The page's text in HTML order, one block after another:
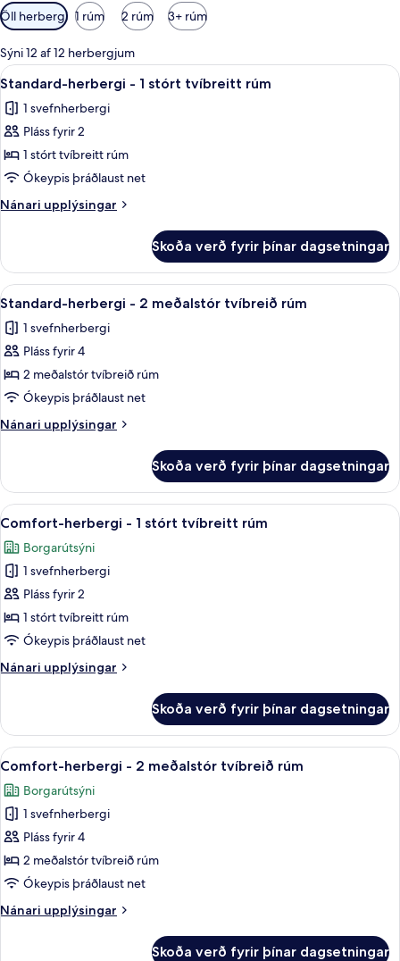
Síur
í
boði
fyrir
herbergi
Öll herbergi 1 rúm 2 rúm 3+ rúm
Sýni 12 af 12 herbergjum
Skoða
allar
myndir
fyrir
Standard-
herbergi
-
1
tvíbreitt
rúm
Standard-herbergi - 1 stórt tvíbreitt
5
Standard-herbergi - 1 stórt tvíbreitt rúm
1 svefnherbergi
Pláss fyrir 2
1 stórt tvíbreitt rúm
Ókeypis þráðlaust net
Nánari upplýsingar
Nánari
herbergi
1
tvíbreitt
rúm
Skoða verð fyrir þínar dagsetningar
Skoða
allar
myndir
fyrir
Standard-
herbergi
-
2
tvíbreið
rúm
Standard-herbergi - 2 meðalstór
4
Standard-herbergi - 2 meðalstór tvíbreið rúm
1 svefnherbergi
Pláss fyrir 4
2 meðalstór tvíbreið rúm
Ókeypis þráðlaust net
Nánari upplýsingar
Nánari
herbergi
2
tvíbreið
rúm
Skoða verð fyrir þínar dagsetningar
Skoða
allar
myndir
fyrir
Comfort-
herbergi
-
stórt
Comfort-herbergi - 1 stórt tvíbreitt
4
Comfort-herbergi - 1 stórt tvíbreitt rúm
Borgarútsýni
1 svefnherbergi
Pláss fyrir 2
1 stórt tvíbreitt rúm
Ókeypis þráðlaust net
Nánari upplýsingar
Nánari
herbergi
1
tvíbreitt
rúm
Skoða verð fyrir þínar dagsetningar
Skoða
allar
myndir
fyrir
Comfort-
herbergi
-
meðalstór
Comfort-herbergi - 2 meðalstór
6
Comfort-herbergi - 2 meðalstór tvíbreið rúm
Borgarútsýni
1 svefnherbergi
Pláss fyrir 4
2 meðalstór tvíbreið rúm
Ókeypis þráðlaust net
Nánari upplýsingar
Nánari
Skoða verð fyrir þínar dagsetningar